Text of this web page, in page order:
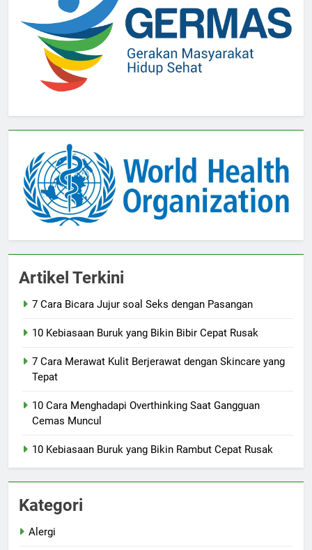
Artikel Terkini
7 Cara Bicara Jujur soal Seks dengan Pasangan
10 Kebiasaan Buruk yang Bikin Bibir Cepat Rusak
7 Cara Merawat Kulit Berjerawat dengan Skincare yang
Tepat
10 Cara Menghadapi Overthinking Saat Gangguan
Cemas Muncul
10 Kebiasaan Buruk yang Bikin Rambut Cepat Rusak
Kategori
Alergi